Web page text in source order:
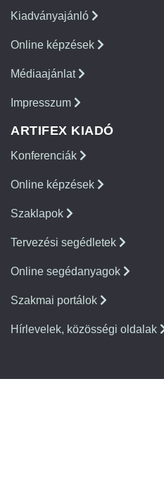
Kiadványajánló
Online képzések
Médiaajánlat
Impresszum
ARTIFEX KIADÓ
Konferenciák
Online képzések
Szaklapok
Tervezési segédletek
Online segédanyagok
Szakmai portálok
Hírlevelek, közösségi oldalak